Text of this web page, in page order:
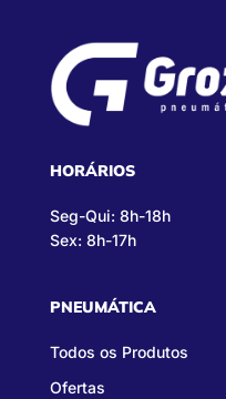
HORÁRIOS
Seg-Qui: 8h-18h
Sex: 8h-17h
PNEUMÁTICA
Todos os Produtos
Ofertas